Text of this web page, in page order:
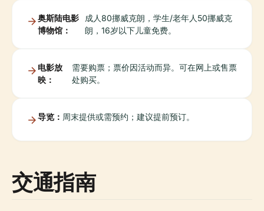
奥斯陆电影
博物馆：
成人80挪威克朗，学生/老年人50挪威克
朗，16岁以下儿童免费。
电影放
映：
需要购票；票价因活动而异。可在网上或售票
处购买。
导览： 周末提供或需预约；建议提前预订。
交通指南